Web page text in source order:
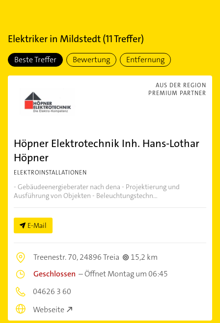
Elektrikerin Mildstedt(11Treffer)
Beste Treffer Bewertung Entfernung
AUS DER REGION
PREMIUM PARTNER
Höpner Elektrotechnik Inh. Hans-Lothar
Höpner
ELEKTROINSTALLATIONEN
- Gebäudeenergieberater nach dena - Projektierung und
Ausführung von Objekten - Beleuchtungstechn...
E-Mail
Treenestr. 70,24896 Treia
15,2 km
Geschlossen –Öffnet Montag um 06:45
04626 3 60
Webseite